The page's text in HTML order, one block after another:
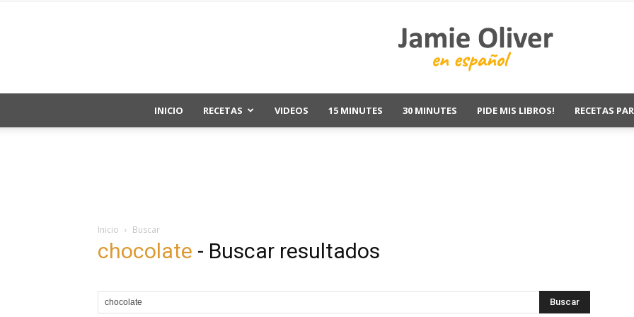
Jamie
INICIO RECETAS VIDEOS 15 MINUTES 30 MINUTES PIDE MIS LIBROS! RECETAS
Inicio Buscar
chocolate - Buscar resultados